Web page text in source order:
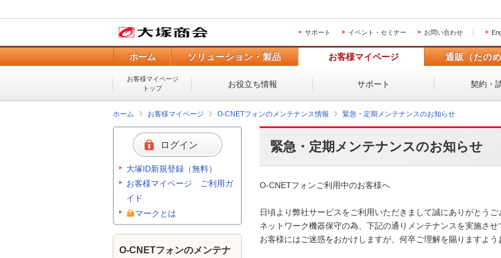
サポート イベント・セミナー お問い合わせ
ホーム ソリューション・製品 お客様マイページ 通販（たのめ
お客様マイページ
トップ
お役立ち情報 サポート 契約・
ホーム お客様マイページ O-CNETフォンのメンテナンス情報 緊急・定期メンテナンスのお知らせ
緊急・定期メンテナンスのお知らせ
O-CNETフォンご利用中のお客様へ
日頃より弊社サービスをご利用いただきまして誠にありがとうご
ネットワーク機器保守の為、下記の通りメンテナンスを実施させ
お客様にはご迷惑をおかけしますが、何卒ご理解を賜りますよう
ログイン
大塚ID新規登録（無料）
お客様マイページ ご利用ガ
イド
マークとは
O-CNETフォンのメンテナ